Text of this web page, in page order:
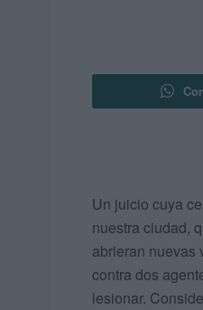
Un juicio cuya
nuestra ciudad,
abrieran nuevas
contra dos
lesionar.